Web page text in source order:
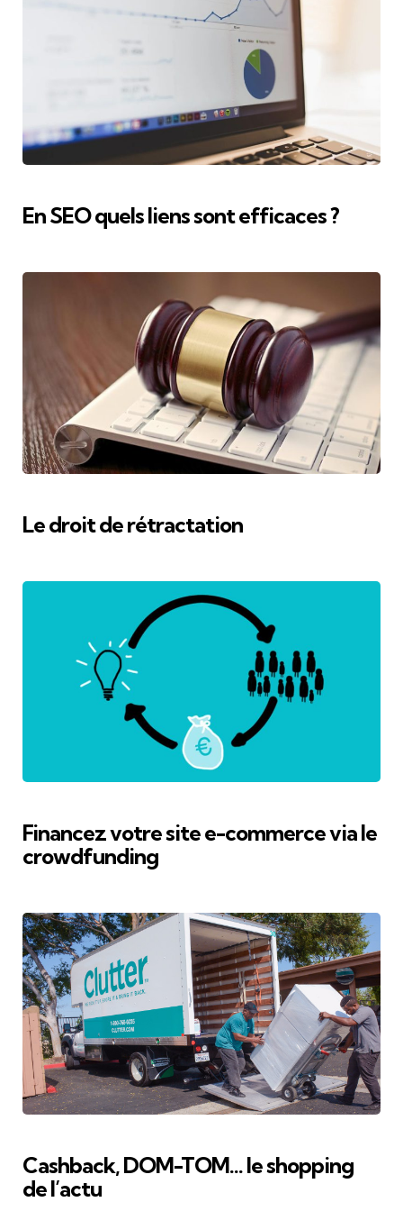
En SEO quels liens sont efficaces ?
Le droit de rétractation
Financez votre site e-commerce via le
crowdfunding
Cashback, DOM-TOM… le shopping
de l’actu